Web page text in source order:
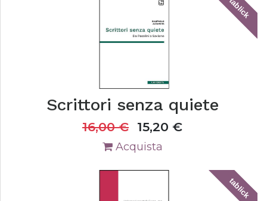
tablick
Scrittori senza quiete
16,00€ 15,20 €
Acquista
tablick